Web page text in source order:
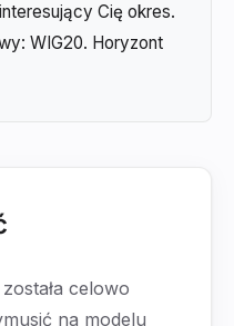
Cię okres.
WIG20. Horyzont
celowo
na modelu